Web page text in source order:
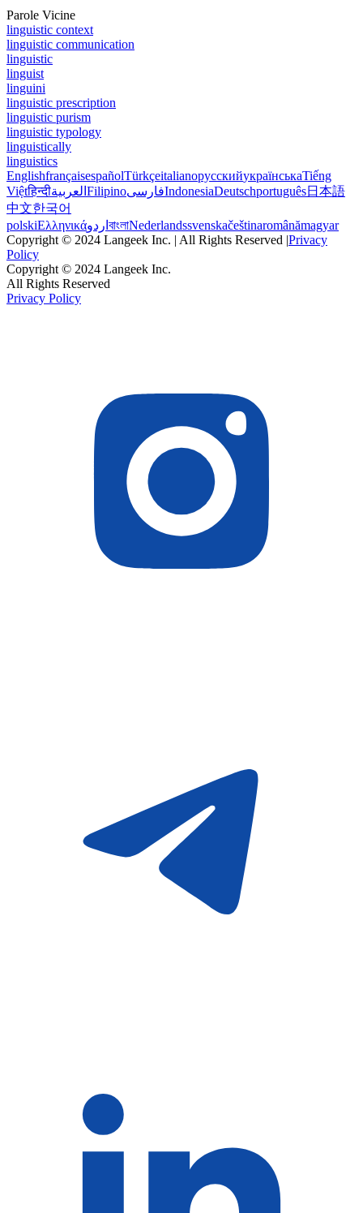
Parole Vicine
linguistic context
linguistic communication
linguistic
linguist
linguini
linguistic prescription
linguistic purism
linguistic typology
linguistically
linguistics
EnglishfrançaisespañolTürkçeitalianoрусскийукраїнськаTiếng
Việtहिन्दीالعربية FilipinoفارسیIndonesiaDeutschportuguês日本語
中文한국어
polskiΕλληνικάاردو বাংলাNederlandssvenskačeštinaromânămagyar
Copyright © 2024 Langeek Inc. | All Rights Reserved |Privacy
Policy
Copyright © 2024 Langeek Inc.
All Rights Reserved
Privacy Policy